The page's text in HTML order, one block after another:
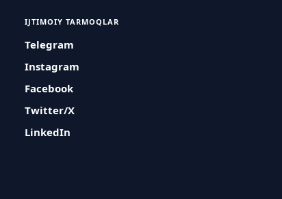
IJTIMOIY TARMOQLAR
Telegram
Instagram
Facebook
Twitter/X
LinkedIn